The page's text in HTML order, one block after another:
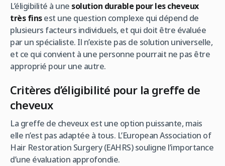
L’éligibilité à une solution durable pour les cheveux
très finsest une question complexe qui dépend de
plusieurs facteurs individuels, et qui doit être évaluée
par un spécialiste. Il n’existe pas de solution universelle,
et ce qui convient à une personne pourrait ne pas être
approprié pour une autre.
Critères d’éligibilité pour la greffe de
cheveux
La greffe de cheveux est une option puissante, mais
elle n’est pas adaptée à tous. L’European Association of
Hair Restoration Surgery (EAHRS) souligne l’importance
d’une évaluation approfondie.